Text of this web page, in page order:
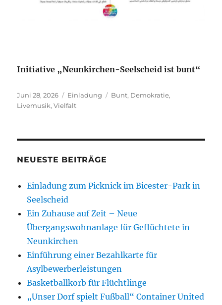
Initiative „Neunkirchen-Seelscheid ist bunt“
Veröffentlicht
am
Juni 28, 2026 Kategorien
Einladung Schlagwörter
Bunt, Demokratie,
Livemusik,Vielfalt
NEUESTE BEITRÄGE
Einladung zum Picknick im Bicester-Park in
Seelscheid
Ein Zuhause auf Zeit – Neue
Übergangswohnanlage für Geflüchtete in
Neunkirchen
Einführung einer Bezahlkarte für
Asylbewerberleistungen
Basketballkorb für Flüchtlinge
„Unser Dorf spielt Fußball“ Container United